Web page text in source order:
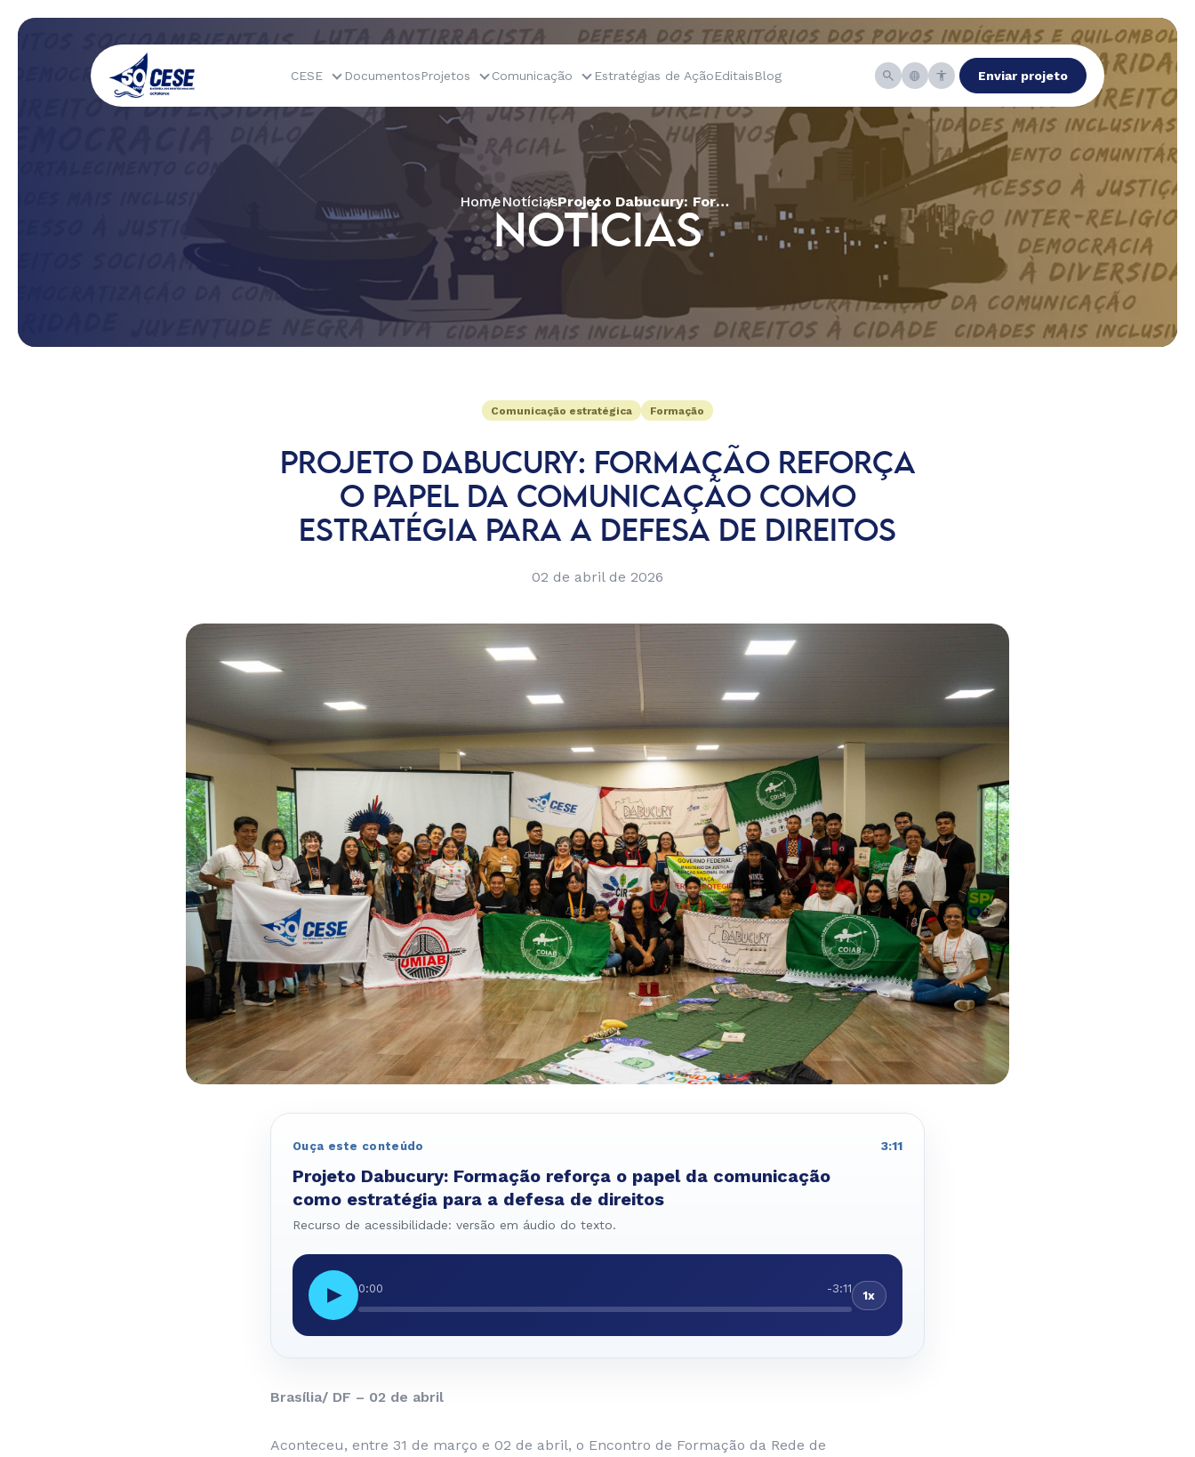
CESE DocumentosProjetos Comunicação Estratégias de AçãoEditaisBlog Enviar projeto
HomeNotícias Projeto Dabucury: Formação reforça o papel da comunicação como estratégia para a defesa de direitos
NOTÍCIAS
Comunicação estratégica Formação
PROJETO DABUCURY: FORMAÇÃO REFORÇA
O PAPEL DA COMUNICAÇÃO COMO
ESTRATÉGIA PARA A DEFESA DE DIREITOS
02 de abril de 2026
Ouça este conteúdo
Projeto Dabucury: Formação reforça o papel da comunicação
como estratégia para a defesa de direitos
Recurso de acessibilidade: versão em áudio do texto.
3:11
▶ 0:00 -3:11 1x
Brasília/ DF – 02 de abril
Aconteceu, entre 31 de março e 02 de abril, o Encontro de Formação da Rede de